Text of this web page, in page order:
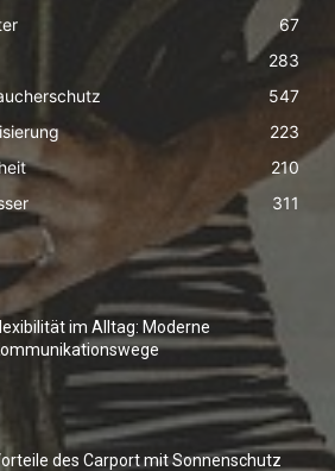
67
283
547
223
210
311
im Alltag: Moderne
des Carport mit Sonnenschutz